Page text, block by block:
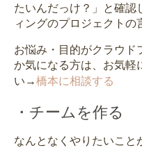
たいんだっけ？」と確認
ィングのプロジェクトの
お悩み・目的がクラウド
か気になる方は、お気軽
い→橋本に相談する
・チームを作る
なんとなくやりたいこと